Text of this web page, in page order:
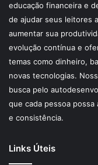
educação financeira e
de ajudar seus leitores
aumentar sua
evolução contínua e
temas como dinheiro,
novas tecnologias.
busca pelo
que cada pessoa
e consistência.
Links Úteis